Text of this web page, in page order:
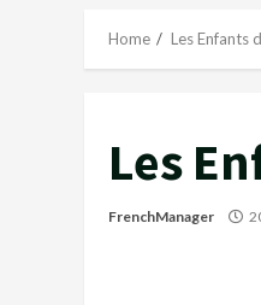
Home Les Enfants
Les
FrenchManager